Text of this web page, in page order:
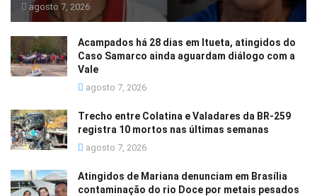
agosto 7, 2026
Acampados há 28 dias em Itueta, atingidos do
Caso Samarco ainda aguardam diálogo com a
Vale
agosto 7, 2026
Trecho entre Colatina e Valadares da BR-259
registra 10 mortos nas últimas semanas
agosto 7, 2026
Atingidos de Mariana denunciam em Brasília
contaminação do rio Doce por metais pesados